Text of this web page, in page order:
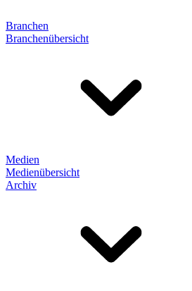
Branchen
Branchenübersicht
Medien
Medienübersicht
Archiv